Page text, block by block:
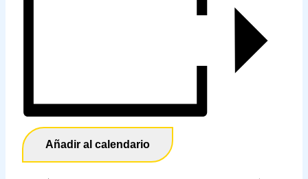
Añadir al calendario